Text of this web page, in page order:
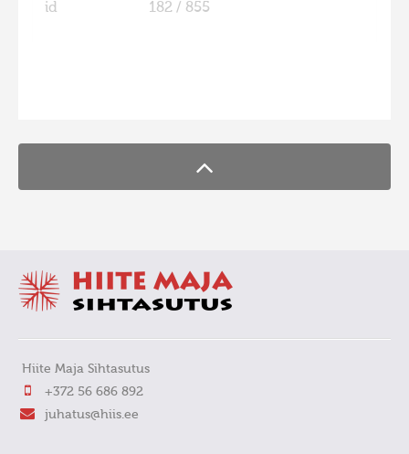
Hiite kuvavõistlus 2011
id 182 / 855
Hiite Maja Sihtasutus
+372 56 686 892
juhatus@hiis.ee